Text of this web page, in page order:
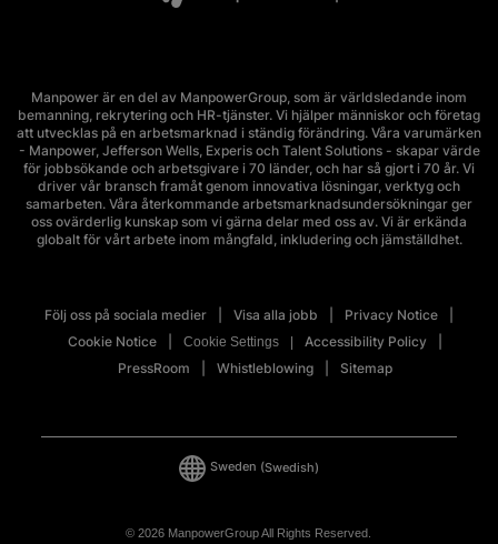
Manpower är en del av ManpowerGroup, som är världsledande inom
bemanning, rekrytering och HR-tjänster. Vi hjälper människor och företag
att utvecklas på en arbetsmarknad i ständig förändring. Våra varumärken
- Manpower, Jefferson Wells, Experis och Talent Solutions - skapar värde
för jobbsökande och arbetsgivare i 70 länder, och har så gjort i 70 år. Vi
driver vår bransch framåt genom innovativa lösningar, verktyg och
samarbeten. Våra återkommande arbetsmarknadsundersökningar ger
oss ovärderlig kunskap som vi gärna delar med oss av. Vi är erkända
globalt för vårt arbete inom mångfald, inkludering och jämställdhet.
Följ oss på sociala medier Visa alla jobb
Privacy Notice
Cookie Notice
Cookie Settings
Accessibility Policy
PressRoom
Whistleblowing Sitemap
© 2026 ManpowerGroup All Rights Reserved.
Sweden (Swedish)